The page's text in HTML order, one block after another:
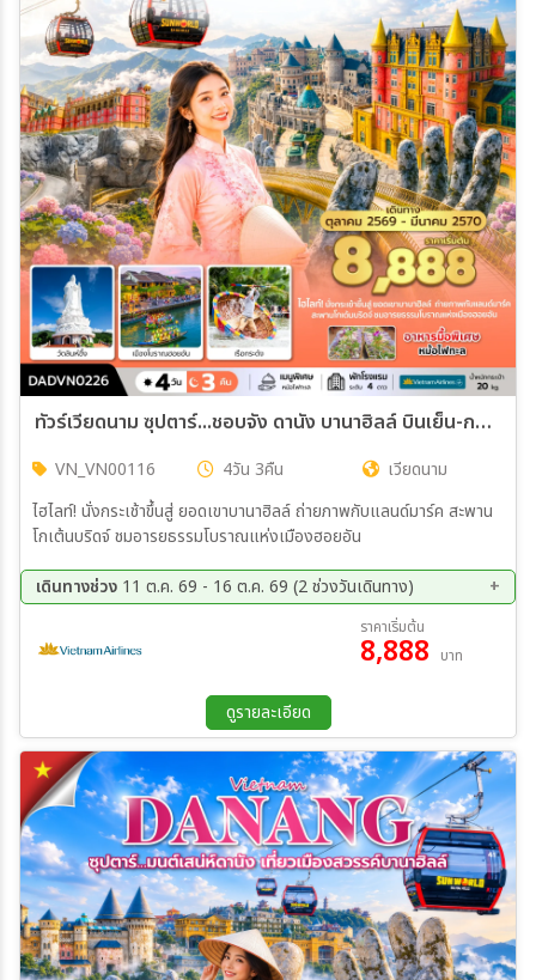
ทัวร์เวียดนาม ซุปตาร์...ชอบจัง ดานัง บานาฮิลล์ บินเย็น-กลับเย็น 4วัน 3คืน (VN)
VN_VN00116 4วัน 3คืน
เวียดนาม
ไฮไลท์! นั่งกระเช้าขึ้นสู่ ยอดเขาบานาฮิลล์ ถ่ายภาพกับแลนด์มาร์ค สะพาน
โกเต้นบริดจ์ ชมอารยธรรมโบราณแห่งเมืองฮอยอัน
เดินทางช่วง 11 ต.ค. 69 - 16 ต.ค. 69 (2 ช่วงวันเดินทาง)
13 ต.ค. 69 - 16 ต.ค. 69
ราคาเริ่มต้น
8,888 บาท
ดูรายละเอียด